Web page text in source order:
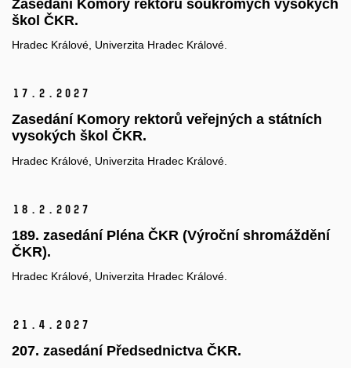
Zasedání Komory rektorů soukromých vysokých
škol ČKR.
Hradec Králové, Univerzita Hradec Králové.
17. 2. 2027
Zasedání Komory rektorů veřejných a státních
vysokých škol ČKR.
Hradec Králové, Univerzita Hradec Králové.
18. 2. 2027
189. zasedání Pléna ČKR (Výroční shromáždění
ČKR).
Hradec Králové, Univerzita Hradec Králové.
21. 4. 2027
207. zasedání Předsednictva ČKR.